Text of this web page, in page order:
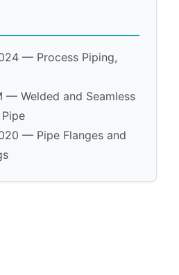
— Process Piping,
— Welded and Seamless
— Pipe Flanges and